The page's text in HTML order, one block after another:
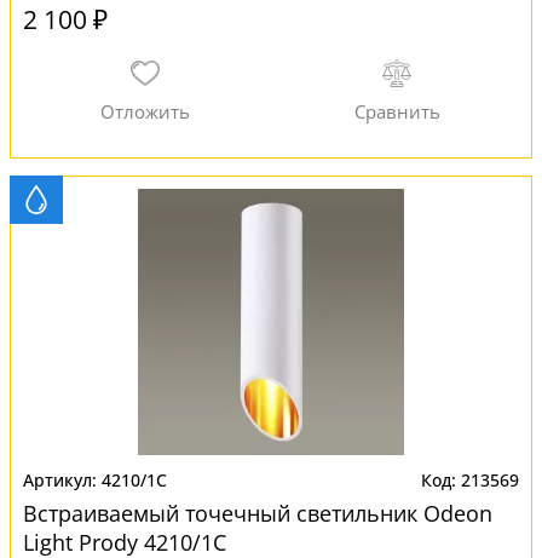
2 100 ₽
4210/1C 213569
Встраиваемый точечный светильник Odeon
Light Prody 4210/1C